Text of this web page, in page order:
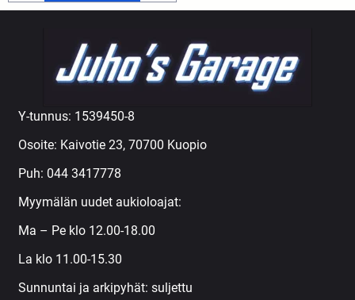
Y-tunnus: 1539450-8
Osoite: Kaivotie 23, 70700 Kuopio
Puh: 044 3417778
Myymälän uudet aukioloajat:
Ma – Pe klo 12.00-18.00
La klo 11.00-15.30
Sunnuntai ja arkipyhät: suljettu